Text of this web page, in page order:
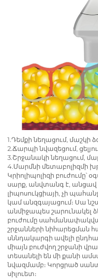
1.Դեմքի նեղացում, մաշկի
2.Ճարպի նվազեցում,
3.Շրջանակի նեղացում,
4.Մարմնի մետաբոլիզմի
Կրիոլիպոլիզի բուժումը՝
սարք, անվտանգ է, անցավ
լիպոսուկցիայի, չի
կամ անզգայացում։ Սա
անմիջապես շարունակել
բուժումը
շրջանների նիհարեցման
սննդակարգի ավելի
միայն բուժվող շրջանի
տեսանելի են մի քանի
նվազմամբ։ Կորցրած
սիլուետ։